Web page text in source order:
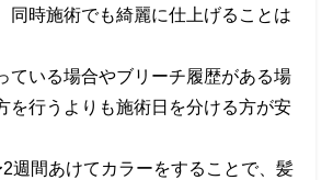
同時施術でも綺麗に仕上げることは
ている場合やブリーチ履歴がある場
を行うよりも施術日を分ける方が安
週間あけてカラーをすることで、髪